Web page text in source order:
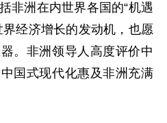
非洲在内世界各国的“机遇
经济增长的发动机，也愿
。非洲领导人高度评价中
国式现代化惠及非洲充满